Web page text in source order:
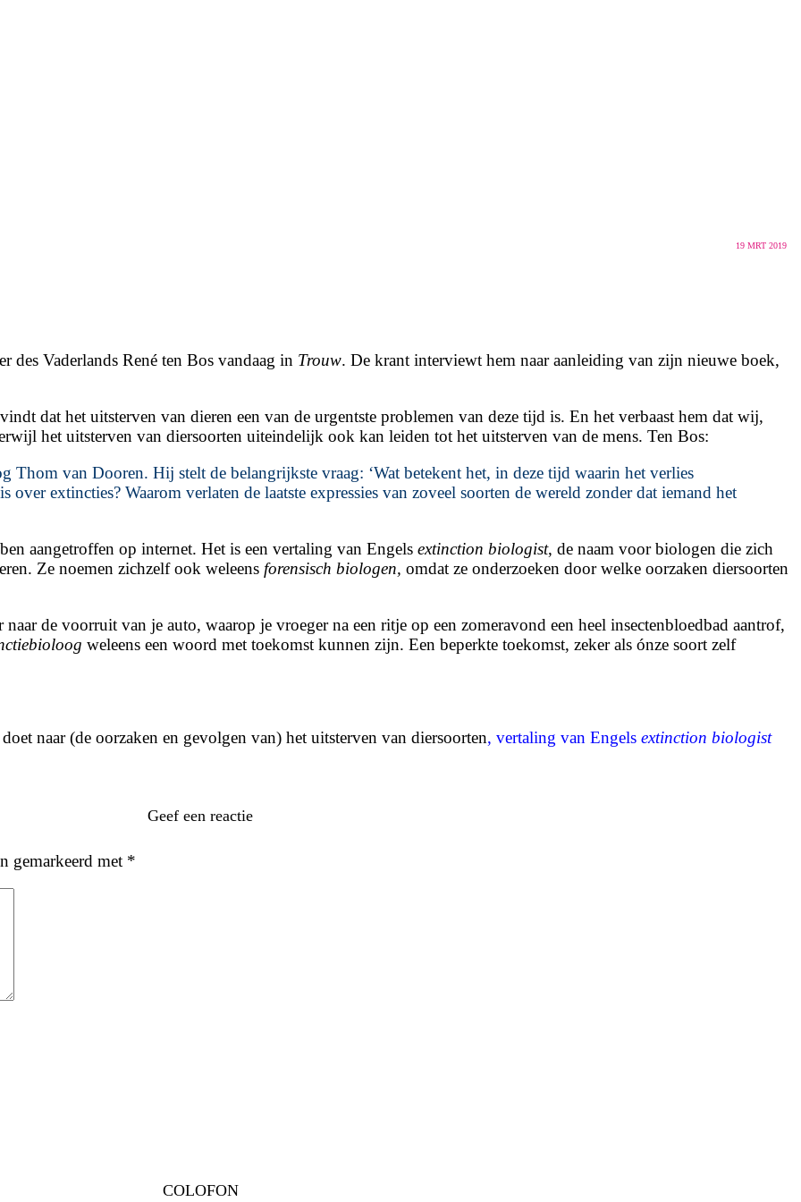
19 MRT 2019
des Vaderlands René ten Bos vandaag in Trouw. De krant interviewt hem naar aanleiding van zijn nieuwe boek,
dat het uitsterven van dieren een van de urgentste problemen van deze tijd is. En het verbaast hem dat wij,
het uitsterven van diersoorten uiteindelijk ook kan leiden tot het uitsterven van de mens. Ten Bos:
van Dooren. Hij stelt de belangrijkste vraag: ‘Wat betekent het, in deze tijd waarin het verlies
extincties? Waarom verlaten de laatste expressies van zoveel soorten de wereld zonder dat iemand het
aangetroffen op internet. Het is een vertaling van Engels extinction biologist, de naam voor biologen die zich
Ze noemen zichzelf ook weleens forensisch biologen, omdat ze onderzoeken door welke oorzaken diersoorten
de voorruit van je auto, waarop je vroeger na een ritje op een zomeravond een heel insectenbloedbad aantrof,
weleens een woord met toekomst kunnen zijn. Een beperkte toekomst, zeker als ónze soort zelf
naar (de oorzaken en gevolgen van) het uitsterven van diersoorten, vertaling van Engels extinction biologist
Geef een reactie
gemarkeerd met *
COLOFON